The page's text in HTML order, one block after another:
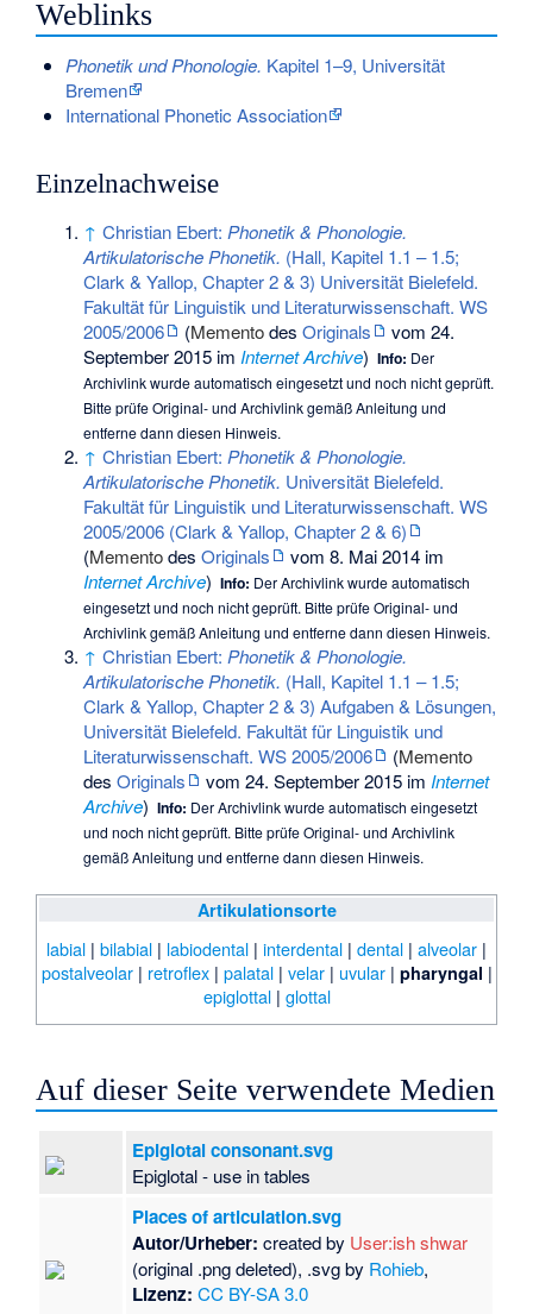
Weblinks
Phonetik und Phonologie. Kapitel 1–9, Universität
Bremen
International Phonetic Association
Einzelnachweise
↑ Christian Ebert: Phonetik & Phonologie.
Artikulatorische Phonetik. (Hall, Kapitel 1.1 – 1.5;
Clark & Yallop, Chapter 2 & 3) Universität Bielefeld.
Fakultät für Linguistik und Literaturwissenschaft. WS
2005/2006
(MementodesOriginals
vom 24.
September 2015 im Internet Archive) Info: Der
Archivlink wurde automatisch eingesetzt und noch nicht geprüft.
Bitte prüfe Original- und Archivlink gemäßAnleitung und
entferne dann diesen Hinweis.
↑ Christian Ebert: Phonetik & Phonologie.
Artikulatorische Phonetik. Universität Bielefeld.
Fakultät für Linguistik und Literaturwissenschaft. WS
2005/2006 (Clark & Yallop, Chapter 2 & 6)
(MementodesOriginals
vom 8. Mai 2014 im
Internet Archive) Info: Der Archivlink wurde automatisch
eingesetzt und noch nicht geprüft. Bitte prüfe Original- und
Archivlink gemäßAnleitung und entferne dann diesen Hinweis.
↑ Christian Ebert: Phonetik & Phonologie.
Artikulatorische Phonetik. (Hall, Kapitel 1.1 – 1.5;
Clark & Yallop, Chapter 2 & 3) Aufgaben & Lösungen,
Universität Bielefeld. Fakultät für Linguistik und
Literaturwissenschaft. WS 2005/2006
(Memento
desOriginals vom 24. September 2015 im Internet
Archive) Info: Der Archivlink wurde automatisch eingesetzt
und noch nicht geprüft. Bitte prüfe Original- und Archivlink
gemäßAnleitung und entferne dann diesen Hinweis.
Artikulationsorte
labial | bilabial | labiodental | interdental | dental | alveolar |
postalveolar| retroflex| palatal| velar| uvular| pharyngal |
epiglottal| glottal
Auf dieser Seite verwendete Medien
Epiglotal consonant.svg
Epiglotal - use in tables
Places of articulation.svg
Autor/Urheber: created by User:ish shwar
(original .png deleted), .svg by Rohieb,
Lizenz: CC BY-SA 3.0